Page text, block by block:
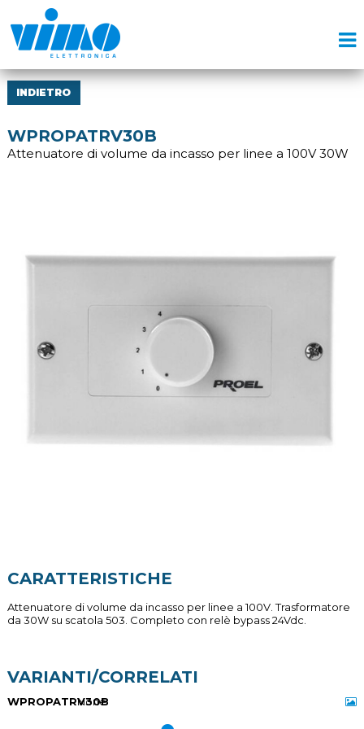
INDIETRO
WPROPATRV30B
Attenuatore di volume da incasso per linee a 100V 30W
CARATTERISTICHE
Attenuatore di volume da incasso per linee a 100V. Trasformatore
da 30W su scatola 503. Completo con relè bypass 24Vdc.
VARIANTI/CORRELATI
WPROPATRV30B
None